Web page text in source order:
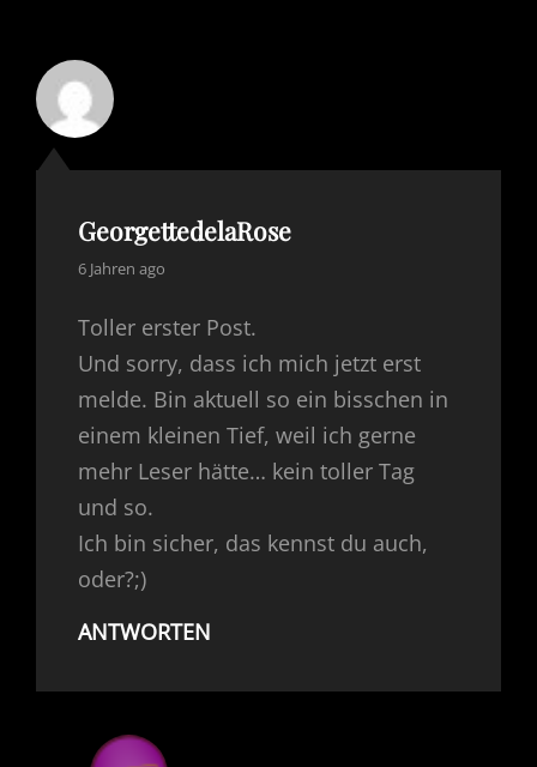
GeorgettedelaRose
says:
6 Jahren ago
Toller erster Post.
Und sorry, dass ich mich jetzt erst
melde. Bin aktuell so ein bisschen in
einem kleinen Tief, weil ich gerne
mehr Leser hätte… kein toller Tag
und so.
Ich bin sicher, das kennst du auch,
oder?;)
ANTWORTEN